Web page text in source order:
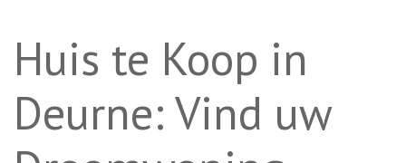
Huis te Koop in
Deurne: Vind uw